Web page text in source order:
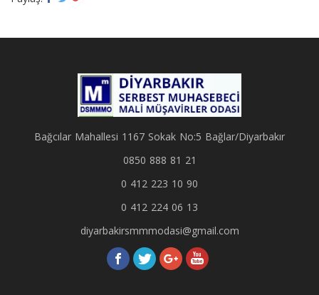
Bağcılar Mahallesi 1167 Sokak No:5 Bağlar/Diyarbakır
0850 888 81 21
0 412 223 10 90
0 412 224 06 13
diyarbakirsmmmodasi@gmail.com